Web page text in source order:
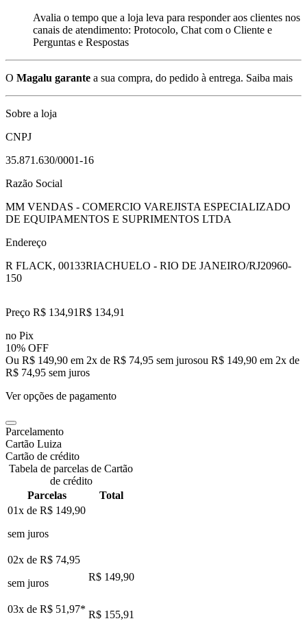
Avalia o tempo que a loja leva para responder aos clientes nos
canais de atendimento: Protocolo, Chat com o Cliente e
Perguntas e Respostas
O Magalu garante a sua compra, do pedido à entrega. Saiba mais
Sobre a loja
CNPJ
35.871.630/0001-16
Razão Social
MM VENDAS - COMERCIO VAREJISTA ESPECIALIZADO
DE EQUIPAMENTOS E SUPRIMENTOS LTDA
Endereço
R FLACK, 00133RIACHUELO - RIO DE JANEIRO/RJ20960-
150
Preço R$ 134,91R$ 134,91
no Pix
10% OFF
Ou R$ 149,90 em 2x de R$ 74,95 sem jurosou R$ 149,90 em 2x de
R$ 74,95 sem juros
Ver opções de pagamento
Parcelamento
Cartão Luiza
Cartão de crédito
Tabela de parcelas de Cartão
de crédito
Parcelas
Total
01x de R$ 149,90
sem juros
02x de R$ 74,95
sem juros
R$ 149,90
03x de R$ 51,97* R$ 155,91